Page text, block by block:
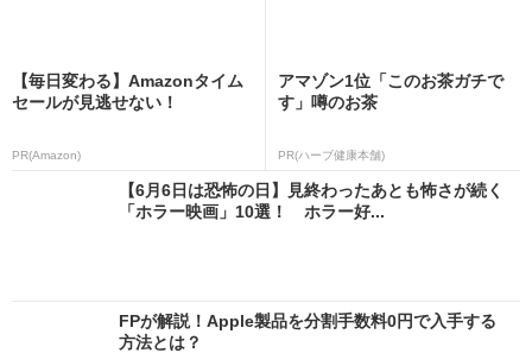
【毎日変わる】Amazonタイム
セールが見逃せない！
PR(Amazon)
アマゾン1位「このお茶ガチで
す」噂のお茶
PR(ハーブ健康本舗)
【6月6日は恐怖の日】見終わったあとも怖さが続く
「ホラー映画」10選！ ホラー好...
FPが解説！Apple製品を分割手数料0円で入手する
方法とは？